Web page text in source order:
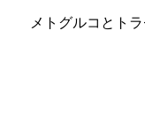
メトグルコとト